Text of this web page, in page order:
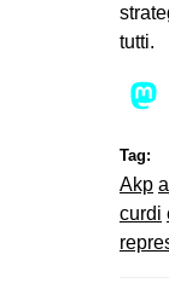
tutti.
Tag:
Akp
curdi